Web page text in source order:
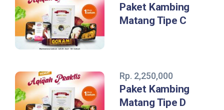
Paket Kambing
Matang Tipe C
Rp. 2,250,000
Paket Kambing
Matang Tipe D